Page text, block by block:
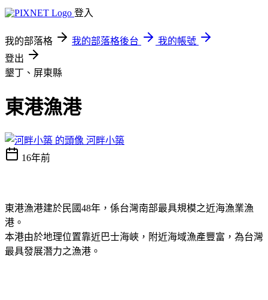
登入
我的部落格 我的部落格後台
我的帳號
登出
墾丁、屏東縣
東港漁港
河畔小築
16年前
東港漁港建於民國48年，係台灣南部最具規模之近海漁業漁
港。
本港由於地理位置靠近巴士海峽，附近海域漁產豐富，為台灣
最具發展潛力之漁港。